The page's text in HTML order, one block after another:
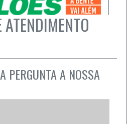
PERGUNTA A NOSSA